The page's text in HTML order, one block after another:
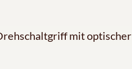
mit optischer